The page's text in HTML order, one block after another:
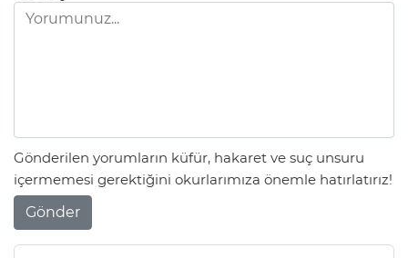
Gönderilen yorumların küfür, hakaret ve suç unsuru
içermemesi gerektiğini okurlarımıza önemle hatırlatırız!
Gönder